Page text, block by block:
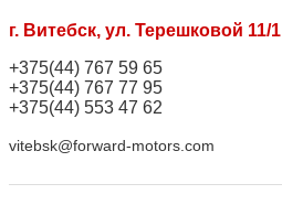
г. Витебск, ул. Терешковой 11/1
+375(44) 767 59 65
+375(44) 767 77 95
+375(44) 553 47 62
vitebsk@forward-motors.com